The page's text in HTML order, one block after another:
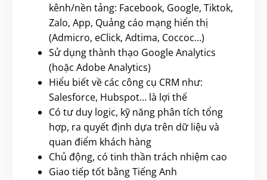
kênh/nền tảng: Facebook, Google, Tiktok,
Zalo, App, Quảng cáo mạng hiển thị
(Admicro, eClick, Adtima, Coccoc…)
Sử dụng thành thạo Google Analytics
(hoặc Adobe Analytics)
Hiểu biết về các công cụ CRM như:
Salesforce, Hubspot… là lợi thế
Có tư duy logic, kỹ năng phân tích tổng
hợp, ra quyết định dựa trên dữ liệu và
quan điểm khách hàng
Chủ động, có tinh thần trách nhiệm cao
Giao tiếp tốt bằng Tiếng Anh